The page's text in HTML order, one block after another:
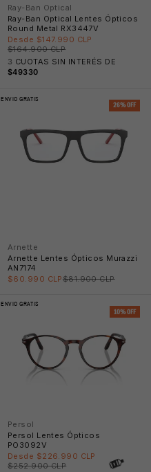
Ray-Ban Optical
Ray-Ban Optical Lentes Ópticos
Round Metal RX3447V
Precio rebajado
Desde $147.990 CLP
Precio normal
$164.900 CLP
3 CUOTAS SIN INTERÉS DE
$49330
ENVIO GRATIS
26% OFF
Arnette
Arnette Lentes Ópticos Murazzi
AN7174
Precio rebajado
$60.990 CLPPrecio normal
$81.900 CLP
ENVIO GRATIS
10% OFF
Persol
Persol Lentes Ópticos
PO3092V
Precio rebajado
Desde $226.990 CLP
Precio normal
$252.900 CLP